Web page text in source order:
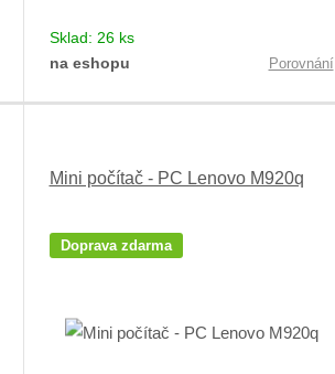
Sklad: 26 ks
na eshopu
Porovnání
Mini počítač - PC Lenovo M920q
Doprava zdarma